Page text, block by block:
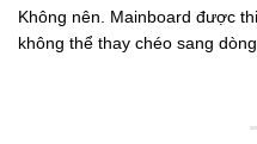
Không nên. Mainboard được
không thể thay chéo sang